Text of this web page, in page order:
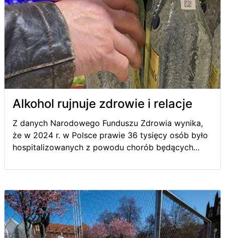
Alkohol rujnuje zdrowie i relacje
Z danych Narodowego Funduszu Zdrowia wynika,
że w 2024 r. w Polsce prawie 36 tysięcy osób było
hospitalizowanych z powodu chorób będących...